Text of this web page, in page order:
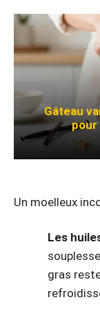
Gâteau
pour
Un moelleux
Les
gras